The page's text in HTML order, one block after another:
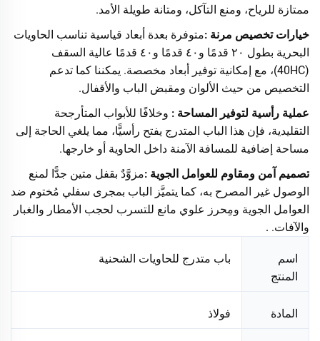
ممتازة للرياح، ومنع التآكل، ومتانة طويلة الأمد.
خيارات تخصيص مرنة :متوفرة بعدة أبعاد قياسية تناسب الحاويات
البحرية بطول ٢٠ قدمًا و٤٠ قدمًا و٤٠ قدمًا عالية السقف
(40HC)، مع إمكانية توفير أبعاد مخصصة.
يمكننا كما تدعم
التخصيص من حيث الألوان ومقبض الباب والأقفال.
عملية رأسية لتوفير المساحة : وخلافًا للأبواب المتأرجحة
التقليدية، فإن هذا الباب المتدرج يفتح رأسيًّا، مما يلغي الحاجة إلى
مساحة إضافية للمسافة الآمنة داخل الحاوية أو خارجها.
تصميم آمن ومقاوم للعوامل الجوية :مزوَّدٌ بقفل متين جدًّا لمنع
الوصول غير المصرح به، كما يتميَّز الباب بمجرى سفلي مُختوم ضد
العوامل الجوية ومِحرز علوي مانع للتسرب لحجب الأمطار والغبار
والآفات. .
اسم
المنتج
باب متدرج للحاويات الشحنية
المادة فولاذ